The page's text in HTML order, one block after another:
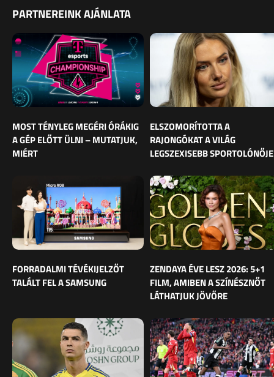
PARTNEREINK AJÁNLATA
MOST TÉNYLEG MEGÉRI ÓRÁKIG
A GÉP ELŐTT ÜLNI – MUTATJUK,
MIÉRT
ELSZOMORÍTOTTA A
RAJONGÓKAT A VILÁG
LEGSZEXISEBB SPORTOLÓNŐJE
FORRADALMI TÉVÉKIJELZŐT
TALÁLT FEL A SAMSUNG
ZENDAYA ÉVE LESZ 2026: 5+1
FILM, AMIBEN A SZÍNÉSZNŐT
LÁTHATJUK JÖVŐRE